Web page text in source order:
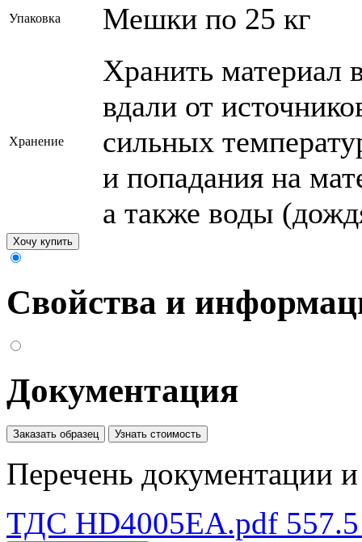
Упаковка Мешки по 25 кг
Хранение
Хранить материал
вдали от
сильных
и попадания на
а также воды
Хочу купить
Свойства и
Документация
Заказать образец Узнать стоимость
Перечень документации
ТДС HD4005EA.pdf